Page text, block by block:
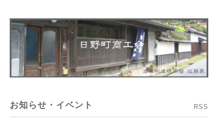
お知らせ・イベント RSS